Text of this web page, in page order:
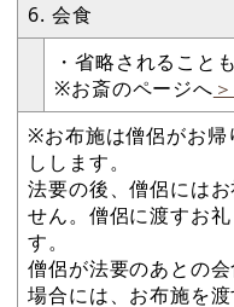
6. 会食
・省略されること
※お斎のページへ
※お布施は僧侶がお帰
しします。
法要の後、僧侶には
せん。僧侶に渡すお
す。
僧侶が法要のあとの会
場合には、お布施を渡